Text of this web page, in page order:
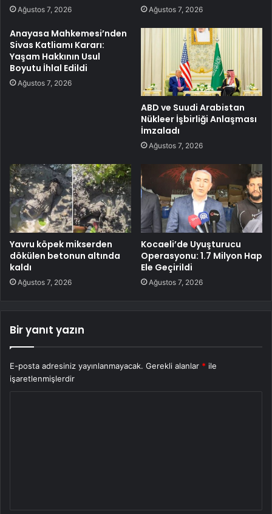
Ağustos 7, 2026 Ağustos 7, 2026
Anayasa Mahkemesi’nden
Sivas Katliamı Kararı:
Yaşam Hakkının Usul
Boyutu İhlal Edildi
Ağustos 7, 2026
ABD ve Suudi Arabistan
Nükleer İşbirliği Anlaşması
İmzaladı
Ağustos 7, 2026
Yavru köpek mikserden
dökülen betonun altında
kaldı
Ağustos 7, 2026
Kocaeli’de Uyuşturucu
Operasyonu: 1.7 Milyon Hap
Ele Geçirildi
Ağustos 7, 2026
Bir yanıt yazın
E-posta adresiniz yayınlanmayacak. Gerekli alanlar * ile
işaretlenmişlerdir